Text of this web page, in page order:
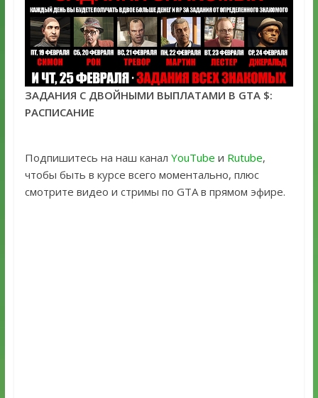
ЗАДАНИЯ С ДВОЙНЫМИ ВЫПЛАТАМИ В GTA $:
РАСПИСАНИЕ
Подпишитесь на наш канал YouTube и Rutube,
чтобы быть в курсе всего моментально, плюс
смотрите видео и стримы по GTA в прямом эфире.